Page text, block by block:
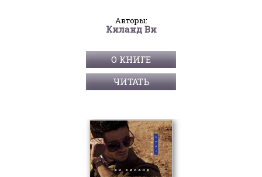
Авторы:
Киланд Ви
О КНИГЕ
ЧИТАТЬ